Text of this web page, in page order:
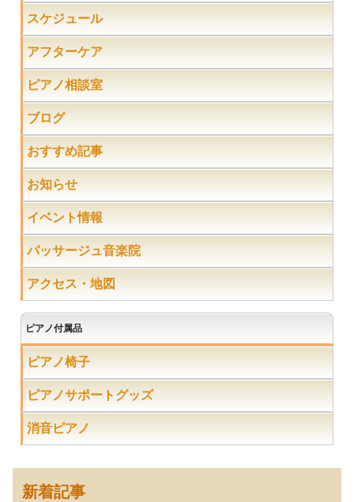
スケジュール
アフターケア
ピアノ相談室
ブログ
おすすめ記事
お知らせ
イベント情報
パッサージュ音楽院
アクセス・地図
ピアノ付属品
ピアノ椅子
ピアノサポートグッズ
消音ピアノ
新着記事